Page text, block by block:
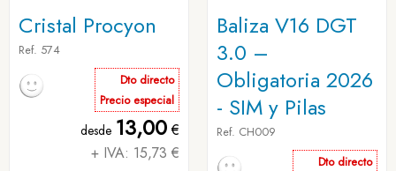
Cristal Procyon
Ref. 574
Dto directo
Precio especial
desde 13,00€
+ IVA: 15,73 €
Baliza V16 DGT
3.0 –
Obligatoria 2026
- SIM y Pilas
Ref. CH009
Dto directo